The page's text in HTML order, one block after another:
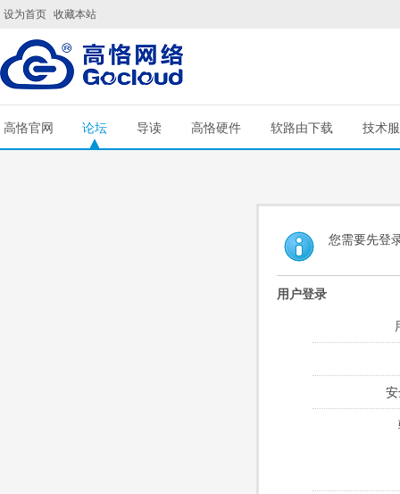
设为首页 收藏本站
高恪官网 论坛 导读 高恪硬件 软路由下载 技术
您需要先登
用户登录